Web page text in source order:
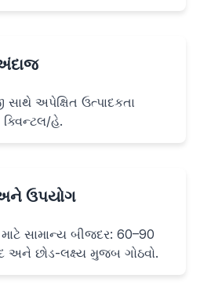
અપેક્ષિત ઉત્પાદકતા
ક્વિન્ટલ/હે.
ઉપયોગ
સામાન્ય બીજદર: 60–90
અને છોડ-લક્ષ્ય મુજબ ગોઠવો.